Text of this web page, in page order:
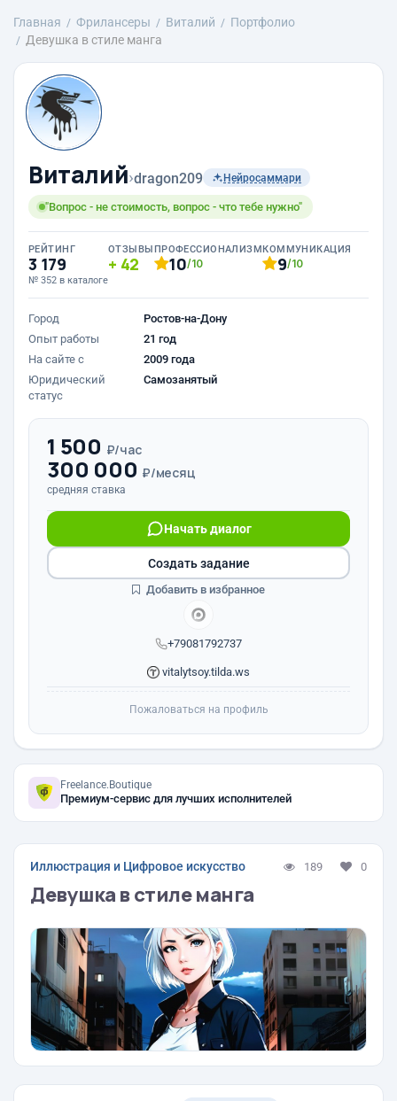
Главная Фрилансеры Виталий
Портфолио
Девушка в стиле манга
Виталий›dragon209 Нейросаммари
"Вопрос - не стоимость, вопрос - что тебе нужно"
РЕЙТИНГ
3 179
№ 352 в каталоге
ОТЗЫВЫ
42
ПРОФЕССИОНАЛИЗМ
10/10
КОММУНИКАЦИЯ
9/10
Город
Ростов-на-Дону
Опыт работы
21 год
На сайте с
2009 года
Юридический
статус
Самозанятый
1 500 ₽/час
300 000 ₽/месяц
средняя ставка
+79081792737
Начать диалог
vitalytsoy.tilda.ws
Создать задание
Добавить в избранное
Пожаловаться на профиль
Freelance.Boutique
Премиум-сервис для лучших исполнителей
Иллюстрация и Цифровое искусство 189 0
Девушка в стиле манга